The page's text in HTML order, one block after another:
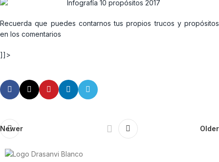
Recuerda que puedes contarnos tus propios trucos y propósitos
en los comentarios
]]>
Newer Older